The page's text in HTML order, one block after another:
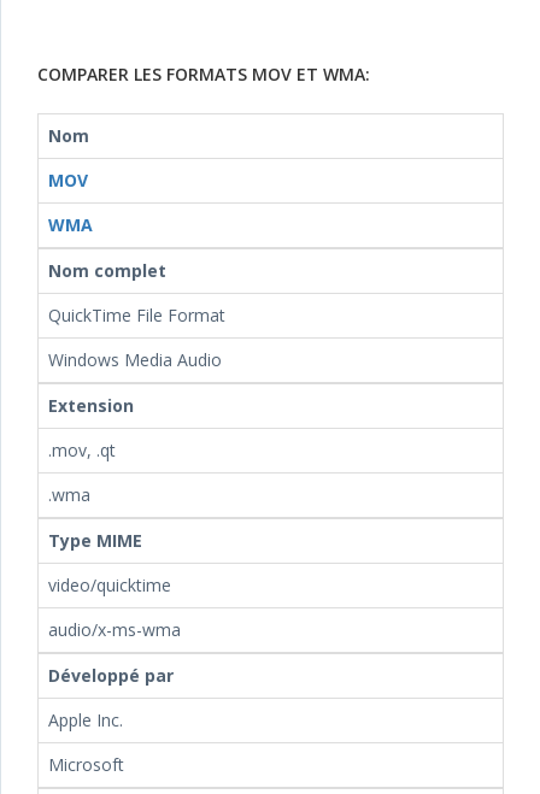
COMPARER LES FORMATS MOV ET WMA:
Nom
MOV
WMA
Nom complet
QuickTime File Format
Windows Media Audio
Extension
.mov, .qt
.wma
Type MIME
video/quicktime
audio/x-ms-wma
Développé par
Apple Inc.
Microsoft